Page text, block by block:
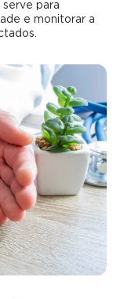
para
e monitorar a